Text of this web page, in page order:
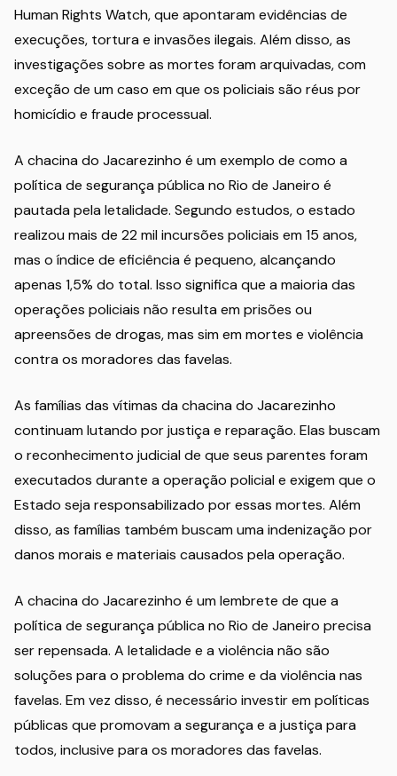
Human Rights Watch, que apontaram evidências de
execuções, tortura e invasões ilegais. Além disso, as
investigações sobre as mortes foram arquivadas, com
exceção de um caso em que os policiais são réus por
homicídio e fraude processual.
A chacina do Jacarezinho é um exemplo de como a
política de segurança pública no Rio de Janeiro é
pautada pela letalidade. Segundo estudos, o estado
realizou mais de 22 mil incursões policiais em 15 anos,
mas o índice de eficiência é pequeno, alcançando
apenas 1,5% do total. Isso significa que a maioria das
operações policiais não resulta em prisões ou
apreensões de drogas, mas sim em mortes e violência
contra os moradores das favelas.
As famílias das vítimas da chacina do Jacarezinho
continuam lutando por justiça e reparação. Elas buscam
o reconhecimento judicial de que seus parentes foram
executados durante a operação policial e exigem que o
Estado seja responsabilizado por essas mortes. Além
disso, as famílias também buscam uma indenização por
danos morais e materiais causados pela operação.
A chacina do Jacarezinho é um lembrete de que a
política de segurança pública no Rio de Janeiro precisa
ser repensada. A letalidade e a violência não são
soluções para o problema do crime e da violência nas
favelas. Em vez disso, é necessário investir em políticas
públicas que promovam a segurança e a justiça para
todos, inclusive para os moradores das favelas.